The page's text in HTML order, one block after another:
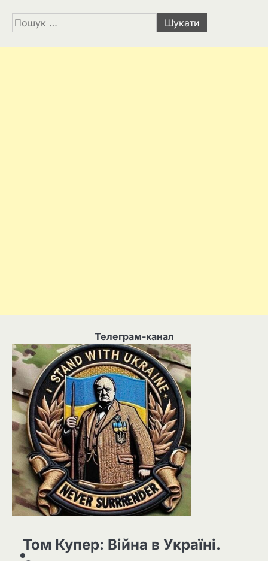
Пошук:
Телеграм-канал
Том Купер: Війна в Україні.